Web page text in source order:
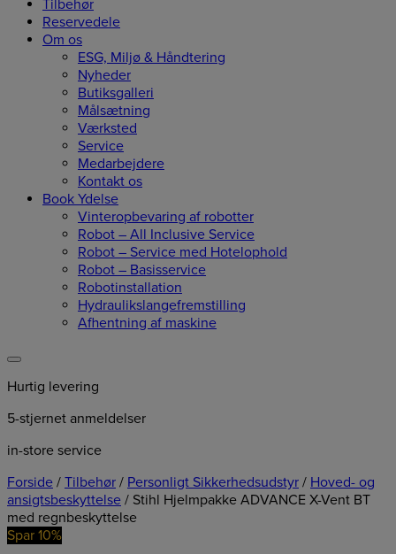
Tilbehør
Reservedele
Om os
ESG, Miljø & Håndtering
Nyheder
Butiksgalleri
Målsætning
Værksted
Service
Medarbejdere
Kontakt os
Book Ydelse
Vinteropbevaring af robotter
Robot – All Inclusive Service
Robot – Service med Hotelophold
Robot – Basisservice
Robotinstallation
Hydraulikslangefremstilling
Afhentning af maskine
Hurtig levering
5-stjernet anmeldelser
in-store service
Forside / Tilbehør / Personligt Sikkerhedsudstyr / Hoved- og
ansigtsbeskyttelse / Stihl Hjelmpakke ADVANCE X-Vent BT
med regnbeskyttelse
Spar 10%